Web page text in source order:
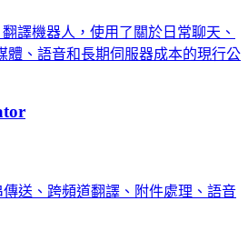
譯機器人，使用了關於日常聊天、
體、語音和長期伺服器成本的現行公
傳送、跨頻道翻譯、附件處理、語音